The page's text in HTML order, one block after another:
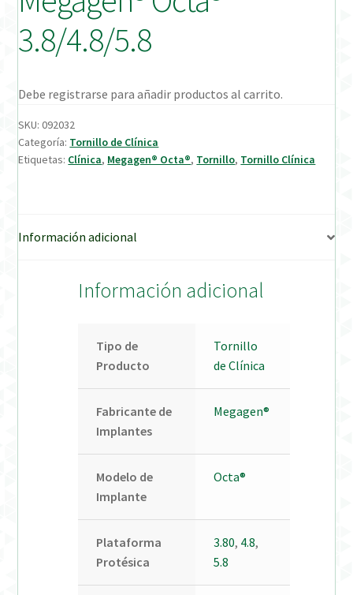
Productos Favoritos
Uso previsto
Verification Required
Welcome to DELTA Abutments | Tienda Online!
3.8/4.8/5.8
Debe registrarse para añadir productos al carrito.
SKU:092032
Categoría: Tornillo de Clínica
Etiquetas: Clínica, Megagen® Octa®, Tornillo, Tornillo Clínica
Información adicional
Información adicional
Tipo de
Producto
Tornillo
de Clínica
Fabricante de
Implantes
Megagen®
Modelo de
Implante
Octa®
Plataforma
Protésica
3.80, 4.8,
5.8